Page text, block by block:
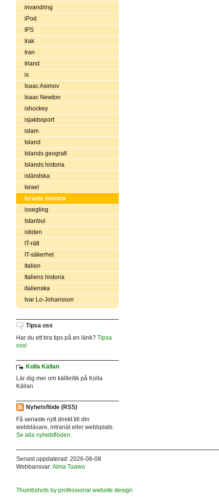
invandring
iPod
IPS
Irak
Iran
Irland
is
Isaac Asimov
Isaac Newton
ishockey
isjaktssport
islam
Island
Islands geografi
Islands historia
isländska
Israel
Israels historia
issegling
Istanbul
istiden
IT-rätt
IT-säkerhet
Italien
Italiens historia
italienska
Ivar Lo-Johansson
Tipsa oss
Har du ett bra tips på en länk? Tipsa
oss!
Kolla Källan
Lär dig mer om källkritik på Kolla
Källan
Nyhetsflöde (RSS)
Få senaste nytt direkt till din
webbläsare, intranät eller webbplats.
Se alla nyhetsflöden.
Senast uppdaterad: 2026-08-08
Webbansvar:Alma Taawo
Thumbshots by professional website design